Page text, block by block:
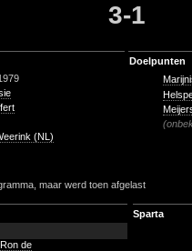
3-1
(NL)
Doelpunten
maar werd toen afgelast
Sparta
de